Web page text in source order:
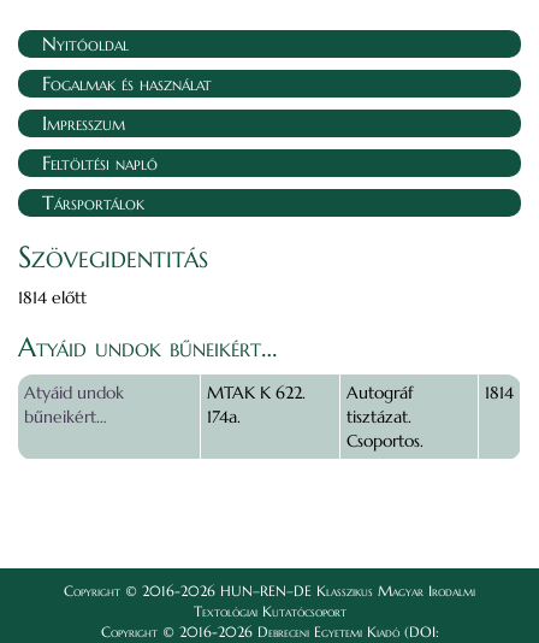
Nyitóoldal
Fogalmak és használat
Impresszum
Feltöltési napló
Társportálok
Szövegidentitás
1814 előtt
Atyáid undok bűneikért…
Atyáid undok
bűneikért…
MTAK K 622.
174a.
Autográf
tisztázat.
Csoportos.
1814
Copyright © 2016-2026 HUN–REN–DE Klasszikus Magyar Irodalmi
Textológiai Kutatócsoport
Copyright © 2016-2026 Debreceni Egyetemi Kiadó (DOI: